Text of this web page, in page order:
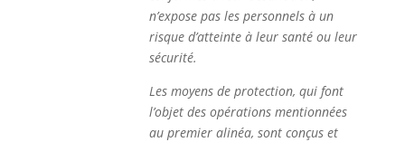
n’expose pas les personnels à un
risque d’atteinte à leur santé ou leur
sécurité.
Les moyens de protection, qui font
l’objet des opérations mentionnées
au premier alinéa, sont conçus et